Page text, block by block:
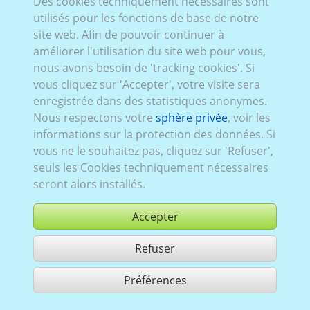
Suba_056 (2D/3D ):Série SJ, restylage,2016–2019
5 portes
acheter
partager 1 résultats
utilisés pour les fonctions de base de notre
site web. Afin de pouvoir continuer à
améliorer l'utilisation du site web pour vous,
nous avons besoin de 'tracking cookies'. Si
vous cliquez sur 'Accepter', votre visite sera
enregistrée dans des statistiques anonymes.
Nous respectons votre sphère privée, voir les
informations sur la protection des données. Si
vous ne le souhaitez pas, cliquez sur 'Refuser',
seuls les Cookies techniquement nécessaires
seront alors installés.
Accepter
Refuser
Préférences